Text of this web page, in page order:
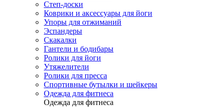
Степ-доски
Коврики и аксессуары для йоги
Упоры для отжиманий
Эспандеры
Скакалки
Гантели и бодибары
Ролики для йоги
Утяжелители
Ролики для пресса
Спортивные бутылки и шейкеры
Одежда для фитнеса
Одежда для фитнеса